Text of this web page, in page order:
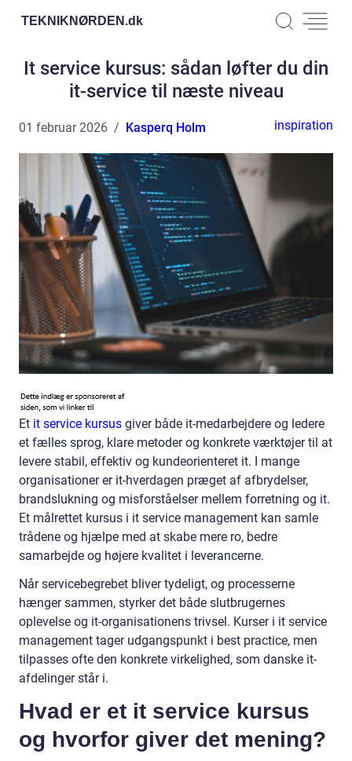
TEKNIKNØRDEN.dk
It service kursus: sådan løfter du din
it-service til næste niveau
01 februar 2026 Kasperq Holm inspiration
Et it service kursus giver både it-medarbejdere og ledere
et fælles sprog, klare metoder og konkrete værktøjer til at
levere stabil, effektiv og kundeorienteret it. I mange
organisationer er it-hverdagen præget af afbrydelser,
brandslukning og misforståelser mellem forretning og it.
Et målrettet kursus i it service management kan samle
trådene og hjælpe med at skabe mere ro, bedre
samarbejde og højere kvalitet i leverancerne.
Når servicebegrebet bliver tydeligt, og processerne
hænger sammen, styrker det både slutbrugernes
oplevelse og it-organisationens trivsel. Kurser i it service
management tager udgangspunkt i best practice, men
tilpasses ofte den konkrete virkelighed, som danske it-
afdelinger står i.
Hvad er et it service kursus
og hvorfor giver det mening?